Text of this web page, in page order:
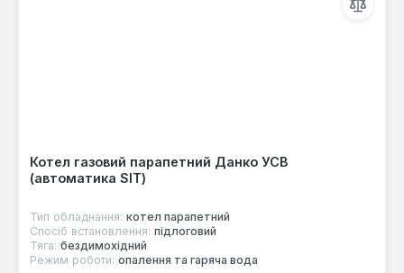
Котел газовий парапетний Данко УСВ
(автоматика SIT)
Тип обладнання: котел парапетний
Спосіб встановлення: підлоговий
Тяга: бездимохідний
Режим роботи: опалення та гаряча вода